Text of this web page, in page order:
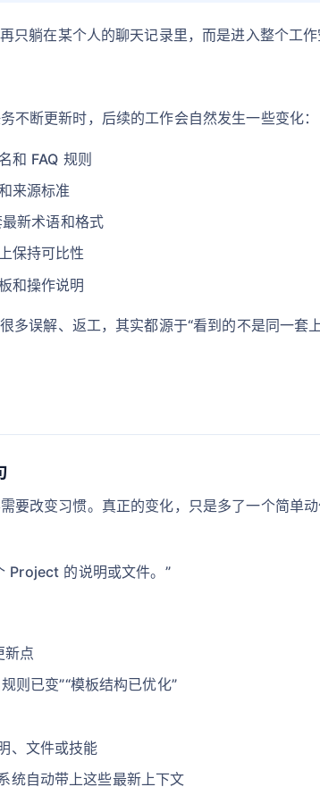
只躺在某个人的聊天记录里，而是进入整个工作
断更新时，后续的工作会自然发生一些变化：
和 FAQ 规则
来源标准
新术语和格式
保持可比性
和操作说明
多误解、返工，其实都源于“看到的不是同一
要改变习惯。真正的变化，只是多了一个简单
Project 的说明或文件。”
新点
则已变”“模板结构已优化”
、文件或技能
统自动带上这些最新上下文